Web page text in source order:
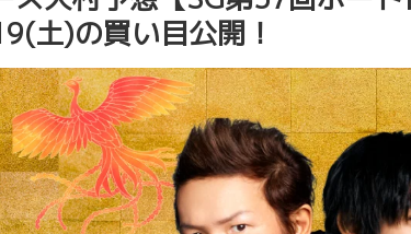
土)の買い目公開！